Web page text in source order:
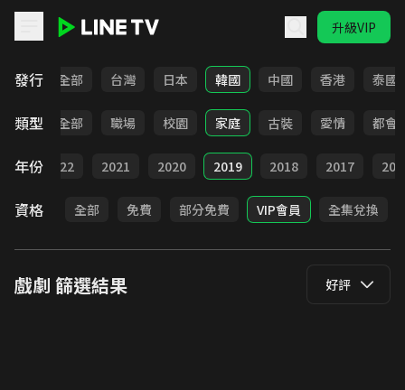
升級VIP
發行 全部 台灣 日本 韓國 中國 香港 泰國
類型 全部 職場 校園 家庭 古裝 愛情 都會
年份 2022 2021 2020 2019 2018 2017
資格 全部 免費 部分免費 VIP會員 全集兌換
戲劇 篩選結果 好評